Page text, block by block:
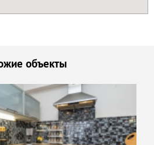
объекты